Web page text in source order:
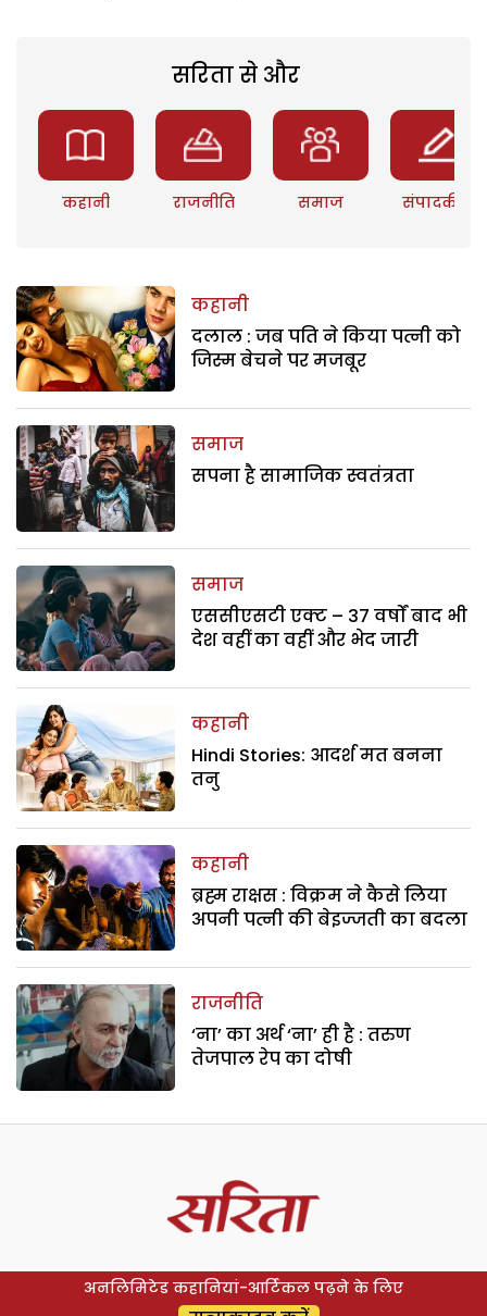
सरिता से और
कहानी राजनीति समाज संपादकीय
कहानी
दलाल : जब पति ने किया पत्नी को
जिस्म बेचने पर मजबूर
समाज
सपना है सामाजिक स्वतंत्रता
समाज
एससीएसटी एक्ट – 37 वर्षों बाद भी
देश वहीं का वहीं और भेद जारी
कहानी
Hindi Stories: आदर्श मत बनना
तनु
कहानी
ब्रह्म राक्षस : विक्रम ने कैसे लिया
अपनी पत्नी की बेइज्जती का बदला
राजनीति
‘ना’ का अर्थ ‘ना’ ही है : तरुण
तेजपाल रेप का दोषी
अनलिमिटेड कहानियां-आर्टिकल पढ़ने के लिए